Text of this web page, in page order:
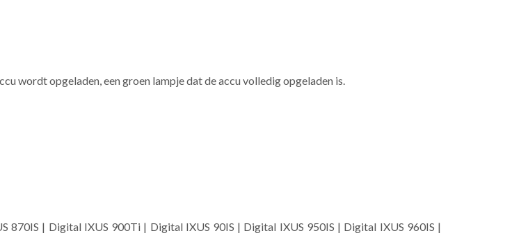
wordt opgeladen, een groen lampje dat de accu volledig opgeladen is.
870IS | Digital IXUS 900Ti | Digital IXUS 90IS | Digital IXUS 950IS | Digital IXUS 960IS |